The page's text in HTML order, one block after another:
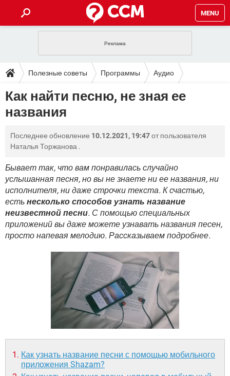
MENU
INSTAGRAM FACEBOOK
ИГРЫ WINDOWS 10
ВКОНТАКТЕ
ПОЛЕЗНЫЕ СОВЕТЫ
TIKTOK TELEGRAM
WHATSAPP INSTAGRAM
WINDOWS 10 ВКОНТАКТЕ
YANDEX
ЗАГРУЗКИ
TIKTOK
FACEBOOK
ВИДЕО GOOGLE
YANDEX
ФОРУМ
TIKTOK TELEGRAM
FACEBOOK ИГРЫ
WINDOWS 10 ВКОНТАКТЕ
YANDEX
ЭНЦИКЛОПЕДИЯ
WHATSAPP INSTAGRAM
FACEBOOK ИГРЫ
WINDOWS 10 ВКОНТАКТЕ
ВИДЕО GOOGLE
Полезные советы Программы Аудио
Как найти песню, не зная ее
названия
Последнее обновление 10.12.2021, 19:47от пользователя
Наталья Торжанова .
Бывает так, что вам понравилась случайно
услышанная песня, но вы не знаете ни ее названия, ни
исполнителя, ни даже строчки текста. К счастью,
есть несколько способов узнать название
неизвестной песни. С помощью специальных
приложений вы даже можете узнавать названия песен,
просто напевая мелодию. Рассказываем подробнее.
Как узнать название песни с помощью мобильного
приложения Shazam?